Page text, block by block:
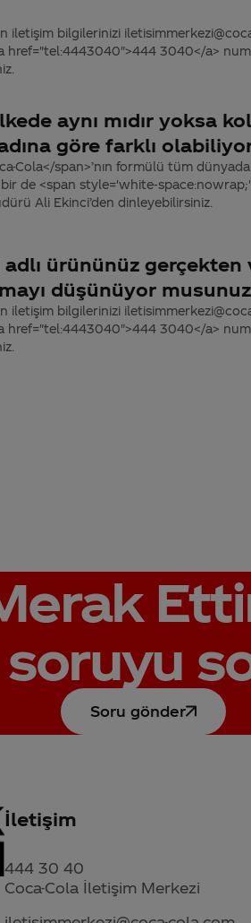
iletişim bilgilerinizi
href="tel:4443040">444 3040</a>
aynı mıdır yoksa
göre farklı
Cola</span>’nın formülü tüm dünyada
bir de <span style='white-
Ali Ekinci’den dinleyebilirsiniz.
ürününüz gerçekten
düşünüyor
iletişim bilgilerinizi
href="tel:4443040">444 3040</a>
soruyu
Soru gönder
İletişim
444 30 40
Coca-Cola İletişim Merkezi